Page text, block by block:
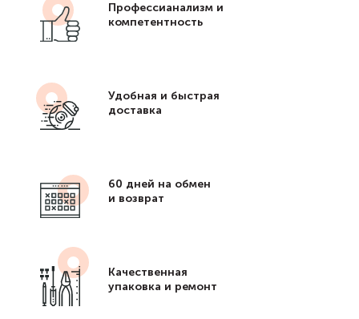
Профессианализм и
компетентность
Удобная и быстрая
доставка
60 дней на обмен
и возврат
Качественная
упаковка и ремонт